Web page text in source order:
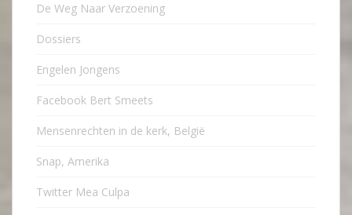
De Weg Naar Verzoening
Dossiers
Engelen Jongens
Facebook Bert Smeets
Mensenrechten in de kerk, België
Snap, Amerika
Twitter Mea Culpa